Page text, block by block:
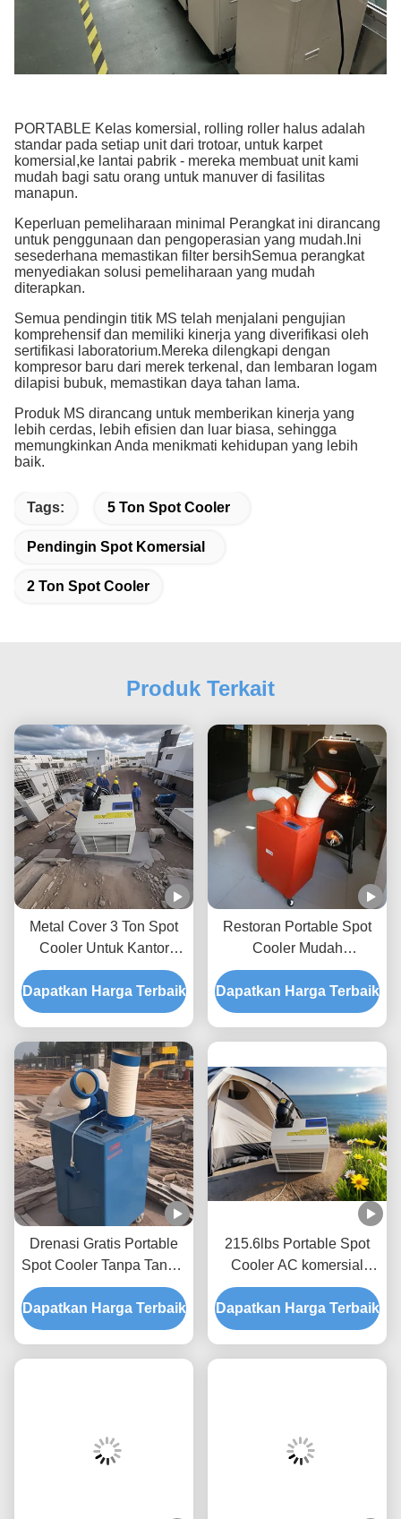
PORTABLE Kelas komersial, rolling roller halus adalah
standar pada setiap unit dari trotoar, untuk karpet
komersial,ke lantai pabrik - mereka membuat unit kami
mudah bagi satu orang untuk manuver di fasilitas
manapun.
Keperluan pemeliharaan minimal Perangkat ini dirancang
untuk penggunaan dan pengoperasian yang mudah.Ini
sesederhana memastikan filter bersihSemua perangkat
menyediakan solusi pemeliharaan yang mudah
diterapkan.
Semua pendingin titik MS telah menjalani pengujian
komprehensif dan memiliki kinerja yang diverifikasi oleh
sertifikasi laboratorium.Mereka dilengkapi dengan
kompresor baru dari merek terkenal, dan lembaran logam
dilapisi bubuk, memastikan daya tahan lama.
Produk MS dirancang untuk memberikan kinerja yang
lebih cerdas, lebih efisien dan luar biasa, sehingga
memungkinkan Anda menikmati kehidupan yang lebih
baik.
Tags: 5 Ton Spot Cooler
Pendingin Spot Komersial
2 Ton Spot Cooler
Produk Terkait
Metal Cover 3 Ton Spot
Cooler Untuk Kantor
Kecil Dengan Operasi
Suhu Tinggi Menoleransi
Dapatkan Harga Terbaik
Restoran Portable Spot
Cooler Mudah
dibersihkan dan dipasang
Spot Cooler Ac
Dapatkan Harga Terbaik
Drenasi Gratis Portable
Spot Cooler Tanpa Tangki
Air 5 Ton Spot Cooler
Dapatkan Harga Terbaik
215.6lbs Portable Spot
Cooler AC komersial
Menghemat energi
Dapatkan Harga Terbaik